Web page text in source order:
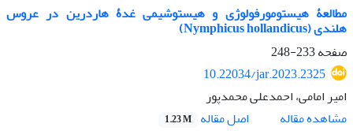
مطالعۀ هیستومورفولوژی و هیستوشیمی غدۀ هاردرین در عروس
هلندی (Nymphicus hollandicus)
صفحه233-248
10.22034/jar.2023.2325
امیر امامی، احمدعلی محمدپور
مشاهده مقاله
اصل مقاله 1.23 M